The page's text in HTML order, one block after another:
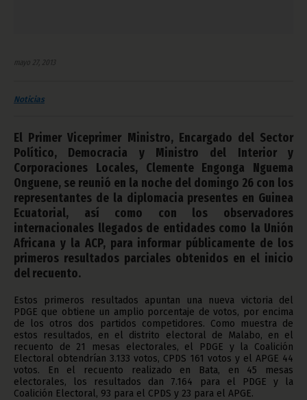
mayo 27, 2013
Noticias
El Primer Viceprimer Ministro, Encargado del Sector
Político, Democracia y Ministro del Interior y
Corporaciones Locales, Clemente Engonga Nguema
Onguene, se reunió en la noche del domingo 26 con los
representantes de la diplomacia presentes en Guinea
Ecuatorial, así como con los observadores
internacionales llegados de entidades como la Unión
Africana y la ACP, para informar públicamente de los
primeros resultados parciales obtenidos en el inicio
del recuento.
Estos primeros resultados apuntan una nueva victoria del
PDGE que obtiene un amplio porcentaje de votos, por encima
de los otros dos partidos competidores. Como muestra de
estos resultados, en el distrito electoral de Malabo, en el
recuento de 21 mesas electorales, el PDGE y la Coalición
Electoral obtendrían 3.133 votos, CPDS 161 votos y el APGE 44
votos. En el recuento realizado en Bata, en 45 mesas
electorales, los resultados dan 7.164 para el PDGE y la
Coalición Electoral, 93 para el CPDS y 23 para el APGE.